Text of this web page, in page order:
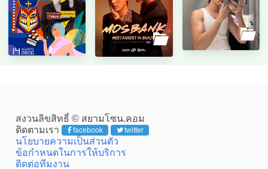
สงวนลิขสิทธิ์ © สยามโซน.คอม
ติดตามเรา
facebook twitter
นโยบายความเป็นส่วนตัว
ข้อกำหนดในการให้บริการ
ติดต่อทีมงาน